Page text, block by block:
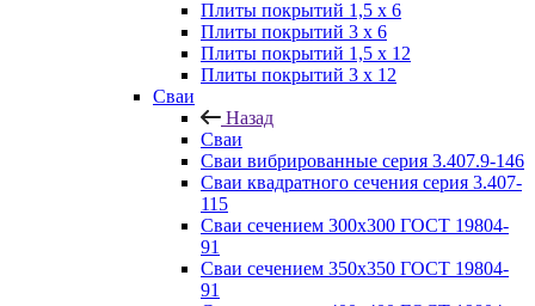
Плиты покрытий 1,5 x 6
Плиты покрытий 3 x 6
Плиты покрытий 1,5 x 12
Плиты покрытий 3 x 12
Сваи
Назад
Сваи
Сваи вибрированные серия 3.407.9-146
Сваи квадратного сечения серия 3.407-
115
Сваи сечением 300х300 ГОСТ 19804-
91
Сваи сечением 350х350 ГОСТ 19804-
91